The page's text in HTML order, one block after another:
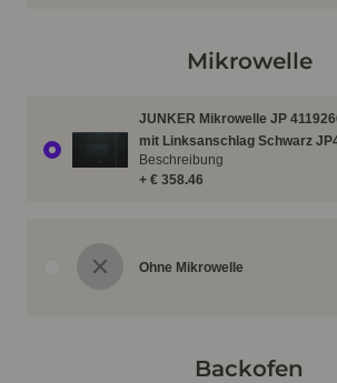
Mikrowelle
JUNKER Mikrowelle JP
mit Linksanschlag Schwarz
+ € 358.46
Beschreibung
Ohne Mikrowelle
Backofen